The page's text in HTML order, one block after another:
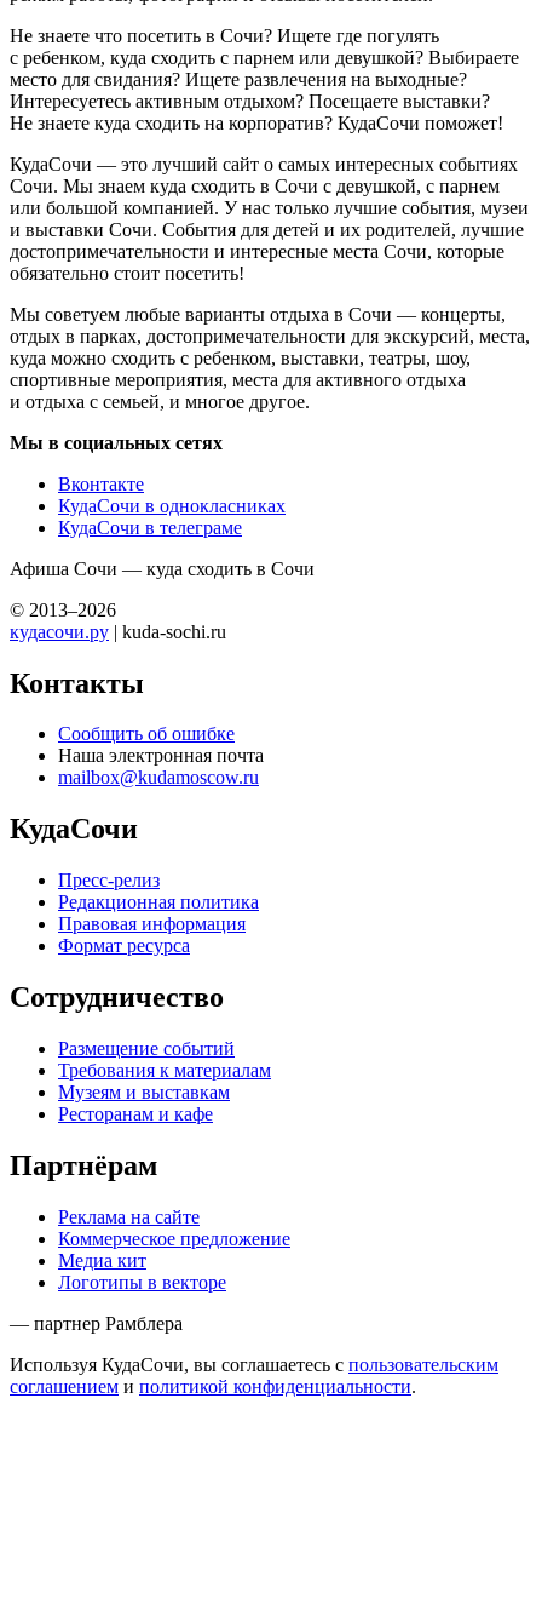
Не знаете что посетить в Сочи? Ищете где погулять
с ребенком, куда сходить с парнем или девушкой? Выбираете
место для свидания? Ищете развлечения на выходные?
Интересуетесь активным отдыхом? Посещаете выставки?
Не знаете куда сходить на корпоратив? КудаСочи поможет!
КудаСочи — это лучший сайт о самых интересных событиях
Сочи. Мы знаем куда сходить в Сочи с девушкой, с парнем
или большой компанией. У нас только лучшие события, музеи
и выставки Сочи. События для детей и их родителей, лучшие
достопримечательности и интересные места Сочи, которые
обязательно стоит посетить!
Мы советуем любые варианты отдыха в Сочи — концерты,
отдых в парках, достопримечательности для экскурсий, места,
куда можно сходить с ребенком, выставки, театры, шоу,
спортивные мероприятия, места для активного отдыха
и отдыха с семьей, и многое другое.
Мы в социальных сетях
Вконтакте
КудаСочи в однокласниках
КудаСочи в телеграме
Афиша Сочи — куда сходить в Сочи
© 2013–2026
кудасочи.ру | kuda-sochi.ru
Контакты
Сообщить об ошибке
Наша электронная почта
mailbox@kudamoscow.ru
КудаСочи
Пресс-релиз
Редакционная политика
Правовая информация
Формат ресурса
Сотрудничество
Размещение событий
Требования к материалам
Музеям и выставкам
Ресторанам и кафе
Партнёрам
Реклама на сайте
Коммерческое предложение
Медиа кит
Логотипы в векторе
— партнер Рамблера
Используя КудаСочи, вы соглашаетесь с пользовательским
соглашением и политикой конфиденциальности.